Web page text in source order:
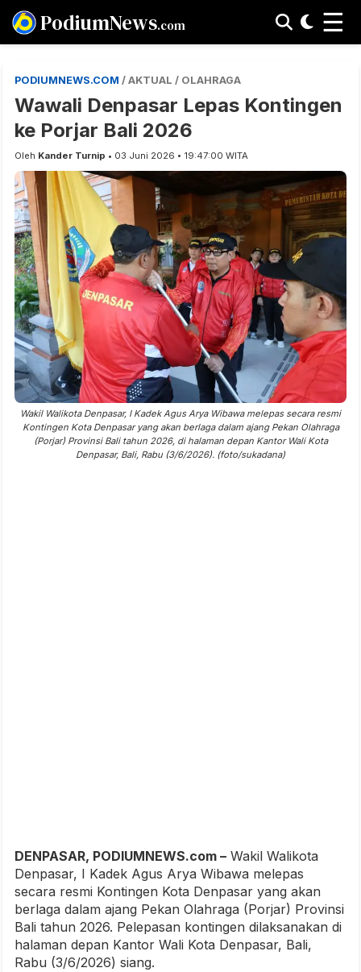
PodiumNews.com ☰
PODIUMNEWS.COM / AKTUAL / OLAHRAGA
Wawali Denpasar Lepas Kontingen
ke Porjar Bali 2026
Oleh Kander Turnip • 03 Juni 2026 • 19:47:00 WITA
Wakil Walikota Denpasar, I Kadek Agus Arya Wibawa melepas secara resmi
Kontingen Kota Denpasar yang akan berlaga dalam ajang Pekan Olahraga
(Porjar) Provinsi Bali tahun 2026, di halaman depan Kantor Wali Kota
Denpasar, Bali, Rabu (3/6/2026). (foto/sukadana)
DENPASAR, PODIUMNEWS.com – Wakil Walikota
Denpasar, I Kadek Agus Arya Wibawa melepas
secara resmi Kontingen Kota Denpasar yang akan
berlaga dalam ajang Pekan Olahraga (Porjar) Provinsi
Bali tahun 2026. Pelepasan kontingen dilaksanakan di
halaman depan Kantor Wali Kota Denpasar, Bali,
Rabu (3/6/2026) siang.